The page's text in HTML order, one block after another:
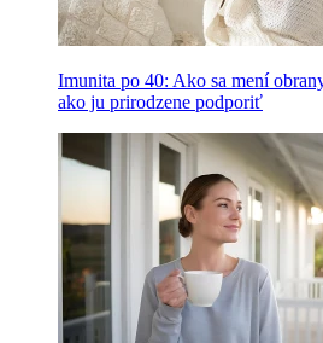
Imunita po 40: Ako sa mení
ako ju prirodzene podporiť